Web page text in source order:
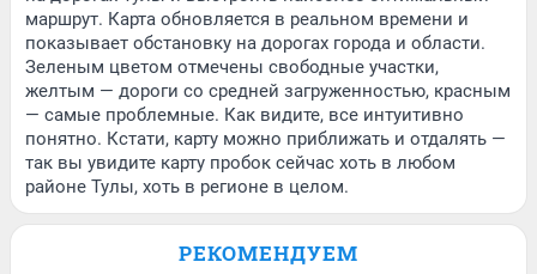
маршрут. Карта обновляется в реальном времени и
показывает обстановку на дорогах города и области.
Зеленым цветом отмечены свободные участки,
желтым — дороги со средней загруженностью, красным
— самые проблемные. Как видите, все интуитивно
понятно. Кстати, карту можно приближать и отдалять —
так вы увидите карту пробок сейчас хоть в любом
районе Тулы, хоть в регионе в целом.
РЕКОМЕНДУЕМ